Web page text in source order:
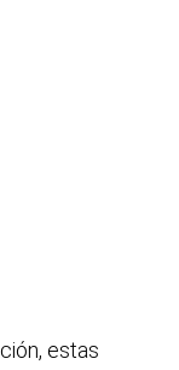
estas